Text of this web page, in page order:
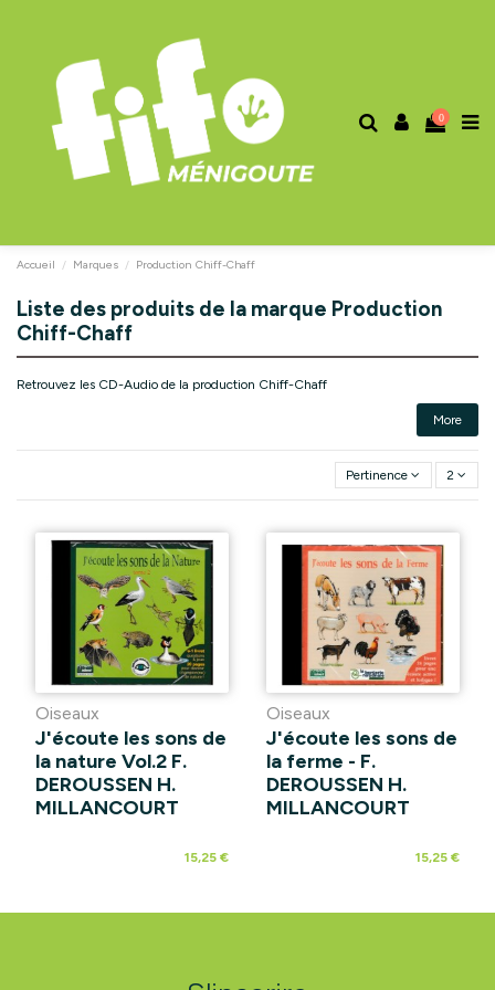
0
Accueil Marques Production Chiff-Chaff
Liste des produits de la marque Production
Chiff-Chaff
Retrouvez les CD-Audio de la production Chiff-Chaff
More
Pertinence 2
Oiseaux
J'écoute les sons de
la nature Vol.2 F.
DEROUSSEN H.
MILLANCOURT
15,25 €
Oiseaux
J'écoute les sons de
la ferme - F.
DEROUSSEN H.
MILLANCOURT
15,25 €